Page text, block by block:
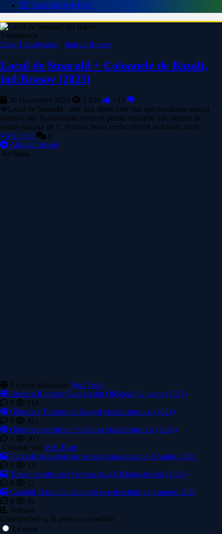
🏆 Top Obiective HOT
Transilvania
Zona Transilvaniei / Judetul Brasov
Lacul de Smarald + Coloanele de Bazalt,
jud Brasov (2025)
30 November 2025 2 830
+13
💎Lacul de Smarald - este una dintre cele mai spectaculoase atracții
naturale din Transilvania, renumit pentru nuanțele sale intense de
verde–turcoaz 🌿💧. Format într-o veche carieră de bazalt, lacul
Mai mult
0
Adaugă Articol
Reclama
Excursii strainatate Vezi Toate
Biserica Romano Catolica din Óföldeák, Ungaria (2025)
0
118
Obiective Turistice in Szeged vizitate intr-o zi (2024)
0
421
Obiective turistice in Subotica vizitate intr-o zi (2024)
0
303
Ultimele știri Vezi Toate
Punct de belvedere pe Semenic inaugurat pe 1 August 2026
0
13
Traseu tematic spre Cetatea dacică Bănița deschis (2026)
0
12
Castelul Teleki din Gornești se redeschide pe 1 august 2026
0
33
Voteaza
Unde preferi sa iti petreci concediul?
La mare